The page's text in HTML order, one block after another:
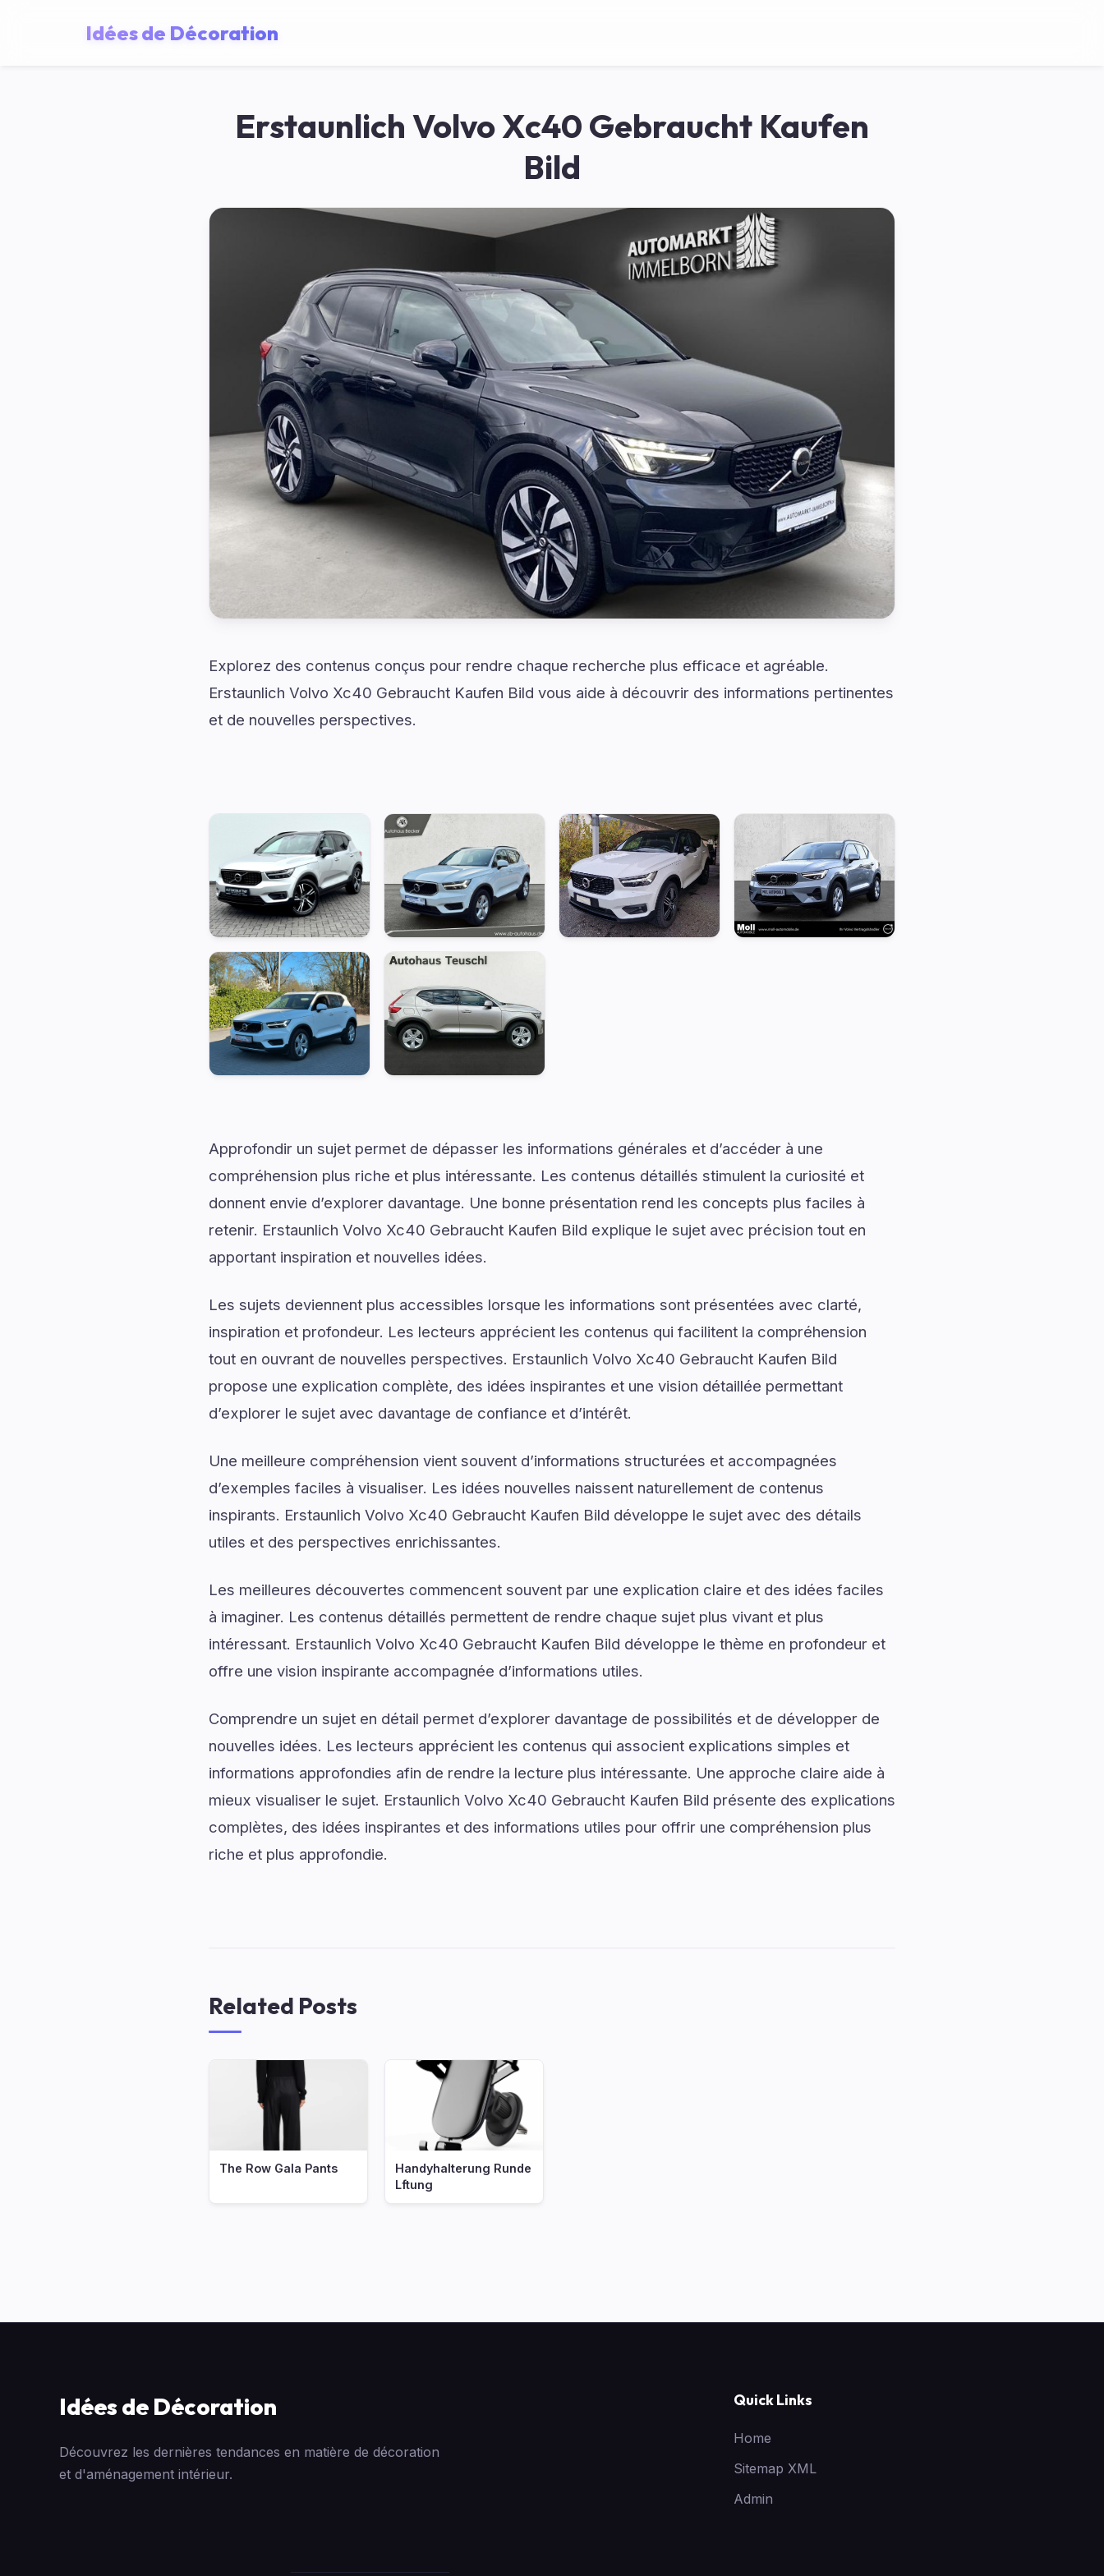
Idées de Décoration
Erstaunlich Volvo Xc40 Gebraucht Kaufen
Bild
Explorez des contenus conçus pour rendre chaque recherche plus efficace et agréable.
Erstaunlich Volvo Xc40 Gebraucht Kaufen Bild vous aide à découvrir des informations pertinentes
et de nouvelles perspectives.
Approfondir un sujet permet de dépasser les informations générales et d’accéder à une
compréhension plus riche et plus intéressante. Les contenus détaillés stimulent la curiosité et
donnent envie d’explorer davantage. Une bonne présentation rend les concepts plus faciles à
retenir. Erstaunlich Volvo Xc40 Gebraucht Kaufen Bild explique le sujet avec précision tout en
apportant inspiration et nouvelles idées.
Les sujets deviennent plus accessibles lorsque les informations sont présentées avec clarté,
inspiration et profondeur. Les lecteurs apprécient les contenus qui facilitent la compréhension
tout en ouvrant de nouvelles perspectives. Erstaunlich Volvo Xc40 Gebraucht Kaufen Bild
propose une explication complète, des idées inspirantes et une vision détaillée permettant
d’explorer le sujet avec davantage de confiance et d’intérêt.
Une meilleure compréhension vient souvent d’informations structurées et accompagnées
d’exemples faciles à visualiser. Les idées nouvelles naissent naturellement de contenus
inspirants. Erstaunlich Volvo Xc40 Gebraucht Kaufen Bild développe le sujet avec des détails
utiles et des perspectives enrichissantes.
Les meilleures découvertes commencent souvent par une explication claire et des idées faciles
à imaginer. Les contenus détaillés permettent de rendre chaque sujet plus vivant et plus
intéressant. Erstaunlich Volvo Xc40 Gebraucht Kaufen Bild développe le thème en profondeur et
offre une vision inspirante accompagnée d’informations utiles.
Comprendre un sujet en détail permet d’explorer davantage de possibilités et de développer de
nouvelles idées. Les lecteurs apprécient les contenus qui associent explications simples et
informations approfondies afin de rendre la lecture plus intéressante. Une approche claire aide à
mieux visualiser le sujet. Erstaunlich Volvo Xc40 Gebraucht Kaufen Bild présente des explications
complètes, des idées inspirantes et des informations utiles pour offrir une compréhension plus
riche et plus approfondie.
Related Posts
The Row Gala Pants
Handyhalterung Runde
Lftung
Idées de Décoration
Découvrez les dernières tendances en matière de décoration
et d'aménagement intérieur.
Quick Links
Home
Sitemap XML
Admin